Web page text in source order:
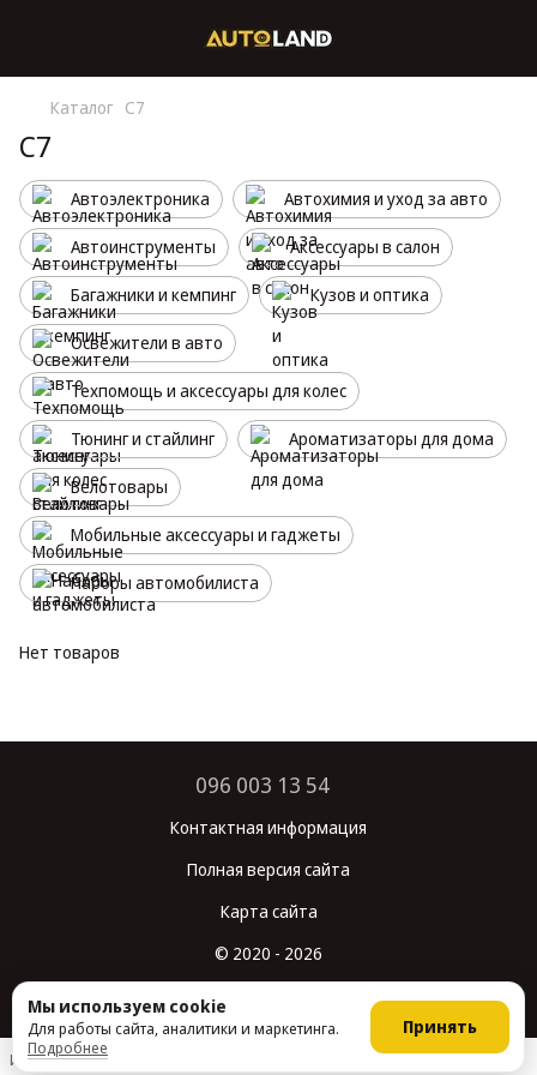
Каталог C7
C7
Автоэлектроника Автохимия и уход за авто
Автоинструменты Аксессуары в салон
Багажники и кемпинг Кузов и оптика
Освежители в авто
Техпомощь и аксессуары для колес
Тюнинг и стайлинг Ароматизаторы для дома
Велотовары
Мобильные аксессуары и гаджеты
Наборы автомобилиста
Нет товаров
096 003 13 54
Контактная информация
Полная версия сайта
Карта сайта
© 2020 - 2026
Интернет-магазин создан с Хорошоп
Мы используем cookie
Для работы сайта, аналитики и маркетинга.
Подробнее
Принять